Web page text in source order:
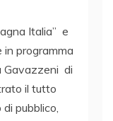
Italia” e
in programma
Gavazzeni di
il tutto
pubblico,